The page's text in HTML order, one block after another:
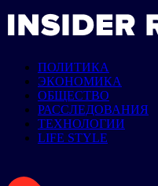
ПОЛИТИКА
ЭКОНОМИКА
ОБЩЕСТВО
РАССЛЕДОВАНИЯ
ТЕХНОЛОГИИ
LIFE STYLE